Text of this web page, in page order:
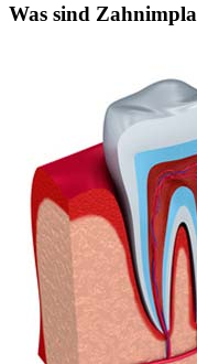
Was sind